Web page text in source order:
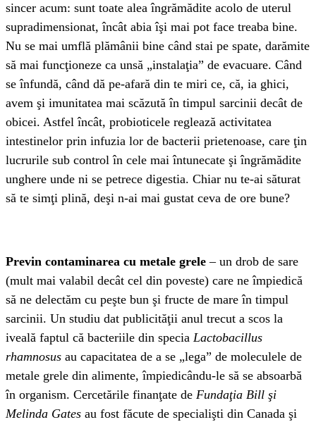
sincer acum: sunt toate alea îngrămădite acolo de uterul
supradimensionat, încât abia îşi mai pot face treaba bine.
Nu se mai umflă plămânii bine când stai pe spate, darămite
să mai funcţioneze ca unsă „instalaţia” de evacuare. Când
se înfundă, când dă pe-afară din te miri ce, că, ia ghici,
avem şi imunitatea mai scăzută în timpul sarcinii decât de
obicei. Astfel încât, probioticele reglează activitatea
intestinelor prin infuzia lor de bacterii prietenoase, care ţin
lucrurile sub control în cele mai întunecate şi îngrămădite
unghere unde ni se petrece digestia. Chiar nu te-ai săturat
să te simţi plină, deşi n-ai mai gustat ceva de ore bune?
Previn contaminarea cu metale grele– un drob de sare
(mult mai valabil decât cel din poveste) care ne împiedică
să ne delectăm cu peşte bun şi fructe de mare în timpul
sarcinii. Un studiu dat publicităţii anul trecut a scos la
iveală faptul că bacteriile din specia Lactobacillus
rhamnosus au capacitatea de a se „lega” de moleculele de
metale grele din alimente, împiedicându-le să se absoarbă
în organism. Cercetările finanţate de Fundaţia Bill şi
Melinda Gates au fost făcute de specialişti din Canada şi